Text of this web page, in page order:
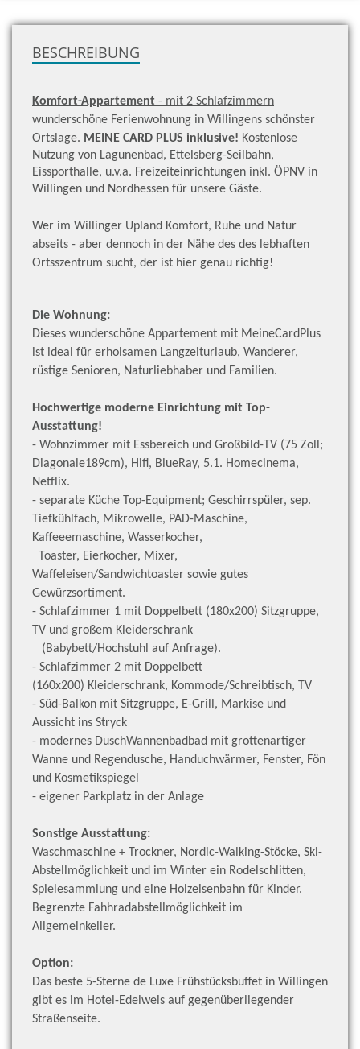
BESCHREIBUNG
Komfort-Appartement - mit 2 Schlafzimmern
wunderschöne Ferienwohnung in Willingens schönster
Ortslage. MEINE CARD PLUS inklusive! Kostenlose
Nutzung von Lagunenbad, Ettelsberg-Seilbahn,
Eissporthalle, u.v.a. Freizeiteinrichtungen inkl. ÖPNV in
Willingen und Nordhessen für unsere Gäste.
Wer im Willinger Upland Komfort, Ruhe und Natur
abseits - aber dennoch in der Nähe des des lebhaften
Ortsszentrum sucht, der ist hier genau richtig!
Die Wohnung:
Dieses wunderschöne Appartement mit MeineCardPlus
ist ideal für erholsamen Langzeiturlaub, Wanderer,
rüstige Senioren, Naturliebhaber und Familien.
Hochwertige moderne Einrichtung mit Top-
Ausstattung!
- Wohnzimmer mit Essbereich und Großbild-TV (75 Zoll;
Diagonale189cm), Hifi, BlueRay, 5.1. Homecinema,
Netflix.
- separate Küche Top-Equipment; Geschirrspüler, sep.
Tiefkühlfach, Mikrowelle, PAD-Maschine,
Kaffeeemaschine, Wasserkocher,
Toaster, Eierkocher, Mixer,
Waffeleisen/Sandwichtoaster sowie gutes
Gewürzsortiment.
- Schlafzimmer 1 mit Doppelbett (180x200) Sitzgruppe,
TV und großem Kleiderschrank
(Babybett/Hochstuhl auf Anfrage).
- Schlafzimmer 2 mit Doppelbett
(160x200) Kleiderschrank, Kommode/Schreibtisch, TV
- Süd-Balkon mit Sitzgruppe, E-Grill, Markise und
Aussicht ins Stryck
- modernes DuschWannenbadbad mit grottenartiger
Wanne und Regendusche, Handuchwärmer, Fenster, Fön
und Kosmetikspiegel
- eigener Parkplatz in der Anlage
Sonstige Ausstattung:
Waschmaschine + Trockner, Nordic-Walking-Stöcke, Ski-
Abstellmöglichkeit und im Winter ein Rodelschlitten,
Spielesammlung und eine Holzeisenbahn für Kinder.
Begrenzte Fahhradabstellmöglichkeit im
Allgemeinkeller.
Option:
Das beste 5-Sterne de Luxe Frühstücksbuffet in Willingen
gibt es im Hotel-Edelweis auf gegenüberliegender
Straßenseite.